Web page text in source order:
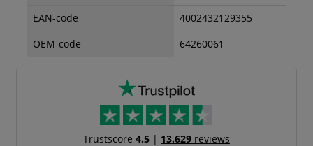
EAN-code
4002432129355
OEM-code
64260061
Trustscore 4.5| 13.629reviews